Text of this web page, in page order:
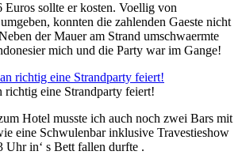
Euros sollte er kosten. Voellig von
konnten die zahlenden Gaeste nicht
der Mauer am Strand umschwaermte
mich und die Party war im Gange!
eine Strandparty feiert!
Hotel musste ich auch noch zwei Bars mit
eine Schwulenbar inklusive Travestieshow
Uhr in‘ s Bett fallen durfte .